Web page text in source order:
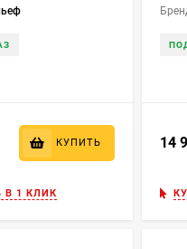
КУПИТЬ
В 1 КЛИК
14